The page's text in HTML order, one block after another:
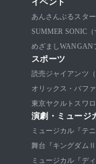
イベント
あんさんぶるスタ
SUMMER SONIC（
めざましWANGAN
スポーツ
読売ジャイアンツ（
オリックス・バフ
東京ヤクルトスワ
演劇・ミュージ
ミュージカル『テ
舞台『キングダム
ミュージカル『デ